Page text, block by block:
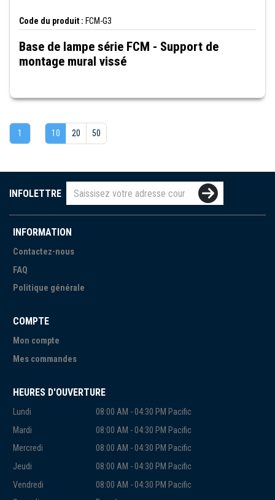
Code du produit : FCM-G3
Base de lampe série FCM - Support de
montage mural vissé
1 10 20 50
INFOLETTRE
INFORMATION
Contactez-nous
FAQ
Politique générale
COMPTE
Mon compte
Mes commandes
HEURES D'OUVERTURE
Lundi
08:00 AM - 04:30 PM Pacific
Mardi
08:00 AM - 04:30 PM Pacific
Mercredi
08:00 AM - 04:30 PM Pacific
Jeudi
08:00 AM - 04:30 PM Pacific
Vendredi
08:00 AM - 04:30 PM Pacific